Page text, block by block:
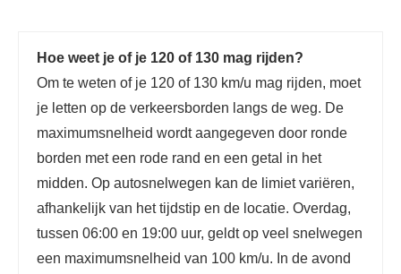
Hoe weet je of je 120 of 130 mag rijden?
Om te weten of je 120 of 130 km/u mag rijden, moet
je letten op de verkeersborden langs de weg. De
maximumsnelheid wordt aangegeven door ronde
borden met een rode rand en een getal in het
midden. Op autosnelwegen kan de limiet variëren,
afhankelijk van het tijdstip en de locatie. Overdag,
tussen 06:00 en 19:00 uur, geldt op veel snelwegen
een maximumsnelheid van 100 km/u. In de avond